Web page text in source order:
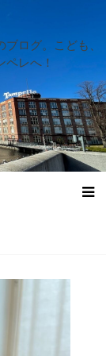
ログ。こども、
レへ！